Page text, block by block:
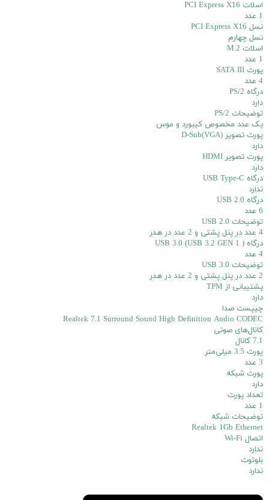
اسلات PCI Express X16
1 عدد
نسل PCI Express X16
نسل چهارم
اسلات M.2
1 عدد
پورت SATA III
4 عدد
درگاه PS/2
دارد
توضیحات PS/2
یک عدد مخصوص کیبورد و موس
پورت تصویر D-Sub(VGA)
دارد
پورت تصویر HDMI
دارد
درگاه USB Type-C
ندارد
درگاه USB 2.0
6 عدد
توضیحات USB 2.0
4 عدد در پنل پشتی و 2 عدد در هدر
درگاه USB 3.0 (USB 3.2 GEN 1 )
4 عدد
توضیحات USB 3.0
2 عدد در پنل پشتی و 2 عدد در هدر
پشتیبانی از TPM
دارد
چیپست صدا
Realtek 7.1 Surround Sound High Definition Audio CODEC
کانال‌های صوتی
7.1 کانال
پورت 3.5 میلی‌متر
3 عدد
پورت شبکه
دارد
تعداد پورت
1 عدد
توضیحات شبکه
Realtek 1Gb Ethernet
اتصال Wi-Fi
ندارد
بلوتوث
ندارد